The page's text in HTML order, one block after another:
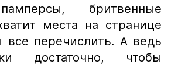
бритвенные
места на странице
все перечислить. А ведь
достаточно, чтобы